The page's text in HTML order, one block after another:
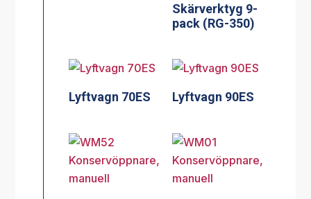
Skärverktyg 9-
pack (RG-350)
Lyftvagn 70ES Lyftvagn 90ES